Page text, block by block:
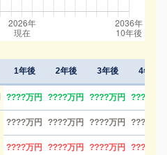
1年後 2年後 3年後 4年後
????万円 ????万円 ????万円 ????万円
????万円 ????万円 ????万円 ????万円
????万円 ????万円 ????万円 ????万円